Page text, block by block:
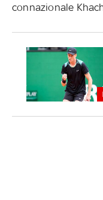
connazionale